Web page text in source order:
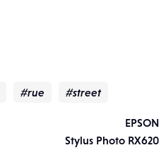
#rue #street
EPSON
Stylus Photo RX620